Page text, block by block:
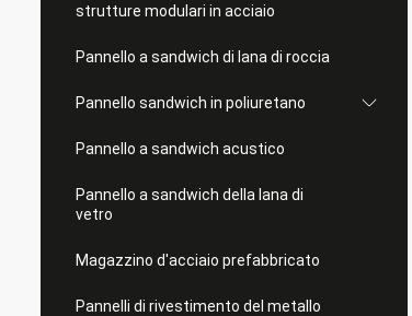
strutture modulari in acciaio
Pannello a sandwich di lana di roccia
Pannello sandwich in poliuretano
Pannello a sandwich acustico
Pannello a sandwich della lana di
vetro
Magazzino d'acciaio prefabbricato
Pannelli di rivestimento del metallo